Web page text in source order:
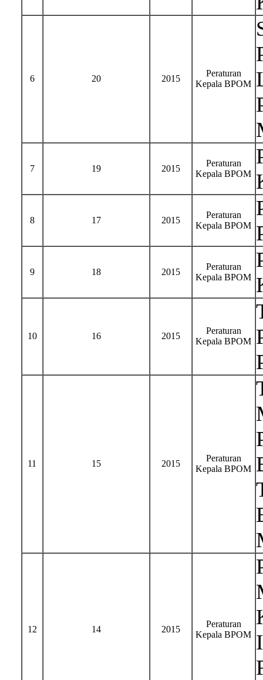
6 20 2015
Peraturan
Kepala BPOM
7 19 2015
Peraturan
Kepala BPOM
8 17 2015
Peraturan
Kepala BPOM
9 18 2015
Peraturan
Kepala BPOM
10 16 2015
Peraturan
Kepala BPOM
11 15 2015
Peraturan
Kepala BPOM
12 14 2015
Peraturan
Kepala BPOM